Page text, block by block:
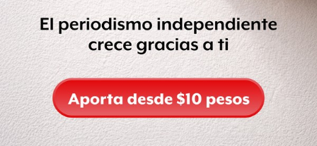
“El General Cienfuegos se dio por notificado y
proporcionó toda su información personal y de
contacto,incluyendo domicilio y teléfono celular, donde
puede ser localizado y citado para las diligencias a que
haya lugar y ordene el Ministerio Público de la
Federación, manifestando su total disposición de atender
los requerimientos propios de la investigación”, expuso la
Fiscalía en un comunicado.